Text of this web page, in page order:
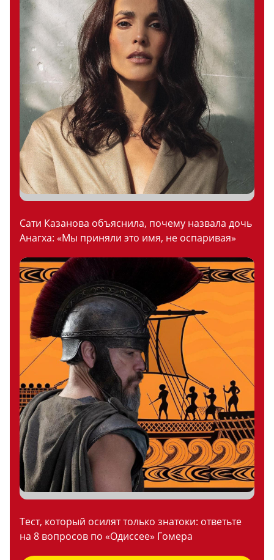
Сати Казанова объяснила, почему назвала дочь
Анагха: «Мы приняли это имя, не оспаривая»
Тест, который осилят только знатоки: ответьте
на 8 вопросов по «Одиссее» Гомера